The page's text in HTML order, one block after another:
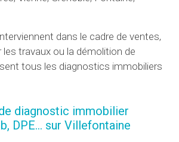
dans le cadre de ventes,
travaux ou la démolition de
tous les diagnostics immobiliers
diagnostic immobilier
DPE... sur Villefontaine